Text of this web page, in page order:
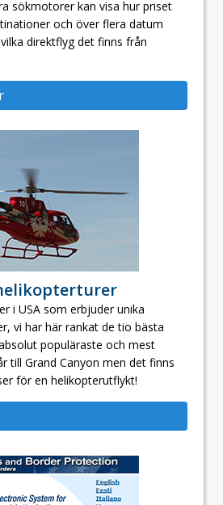
sökmotorer kan visa hur priset
och över flera datum
direktflyg det finns från
i USA som erbjuder unika
vi har här rankat de tio bästa
populäraste och mest
till Grand Canyon men det finns
för en helikopterutflykt!